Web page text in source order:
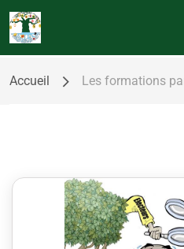
Accueil Les formations